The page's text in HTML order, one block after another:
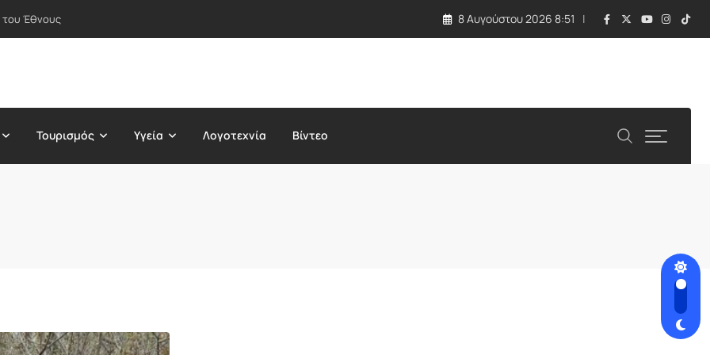
Έθνους 8 Αυγούστου 2026 8:51
Τουρισμός Υγεία Λογοτεχνία Βίντεο